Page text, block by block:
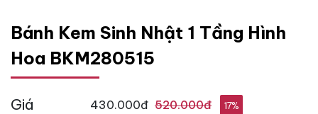
Bánh Kem Sinh Nhật 1 Tầng Hình
Hoa BKM280515
Giá 430.000đ 520.000đ 17%